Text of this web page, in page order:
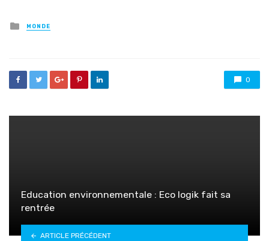
Posted
in
MONDE
0
Education environnementale : Eco logik fait sa
rentrée
ARTICLE PRÉCÉDENT